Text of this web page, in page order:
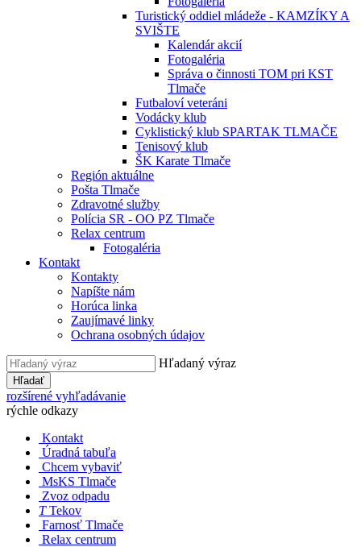
Turistický oddiel mládeže - KAMZÍKY A
SVIŠTE
Kalendár akcií
Fotogaléria
Správa o činnosti TOM pri KST
Tlmače
Futbaloví veteráni
Vodácky klub
Cyklistický klub SPARTAK TLMAČE
Tenisový klub
ŠK Karate Tlmače
Región aktuálne
Pošta Tlmače
Zdravotné služby
Polícia SR - OO PZ Tlmače
Relax centrum
Fotogaléria
Kontakt
Kontakty
Napíšte nám
Horúca linka
Zaujímavé linky
Ochrana osobných údajov
Hľadaný výraz
Hľadať
rozšírené vyhľadávanie
rýchle odkazy
Kontakt
Úradná tabuľa
Chcem vybaviť
MsKS Tlmače
Zvoz odpadu
T Tekov
Farnosť Tlmače
Relax centrum